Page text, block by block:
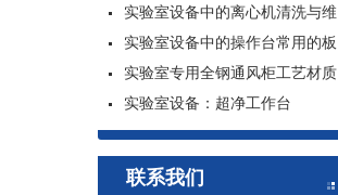
实验室设备中的离心机清洗与维
实验室设备中的操作台常用的板
实验室专用全钢通风柜工艺材质
实验室设备：超净工作台
联系我们